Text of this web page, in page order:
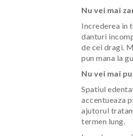
Nu vei mai
Increderea in
danturi
de cei dragi.
pun mana la
Nu vei mai
Spatiul
accentueaza
ajutorul
termen lung.